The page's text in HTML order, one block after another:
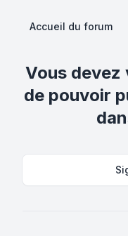
Accueil du forum
Vous
de pouvoir